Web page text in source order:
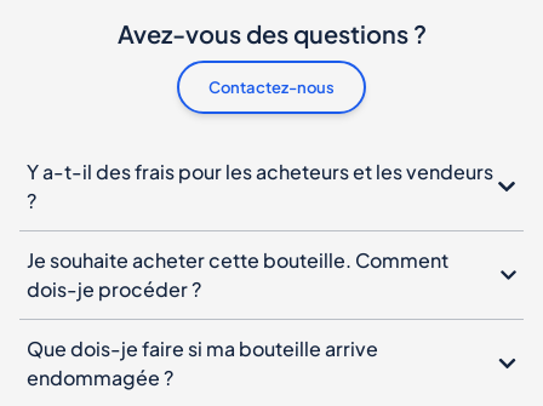
Avez-vous des questions ?
Contactez-nous
Y a-t-il des frais pour les acheteurs et les vendeurs
?
Je souhaite acheter cette bouteille. Comment
dois-je procéder ?
Que dois-je faire si ma bouteille arrive
endommagée ?